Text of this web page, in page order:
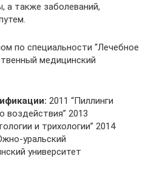
а также заболеваний,
по специальности “Лечебное
медицинский
2011 “Пиллинги
воздействия” 2013
и трихологии” 2014
уральский
университет